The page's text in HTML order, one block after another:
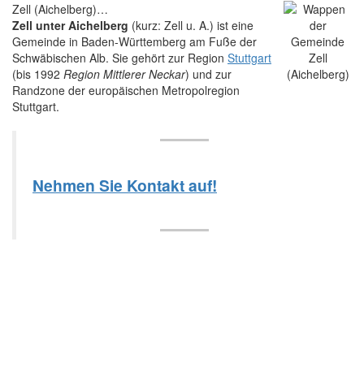
Zell (Aichelberg)…
Zell unter Aichelberg (kurz: Zell u. A.) ist eine
Gemeinde in Baden-Württemberg am Fuße der
Schwäbischen Alb. Sie gehört zur Region Stuttgart
(bis 1992 Region Mittlerer Neckar) und zur
Randzone der europäischen Metropolregion
Stuttgart.
Nehmen Sie Kontakt auf!